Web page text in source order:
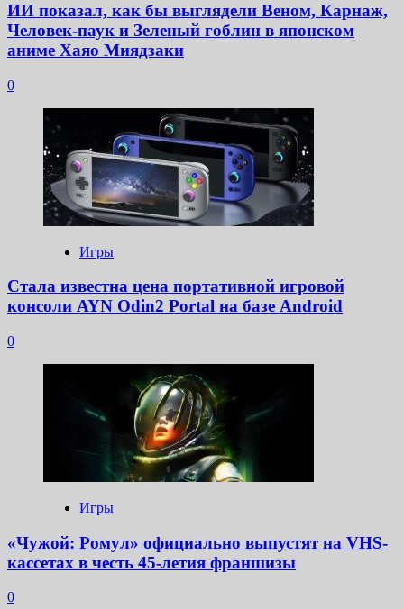
ИИ показал, как бы выглядели Веном, Карнаж,
Человек-паук и Зеленый гоблин в японском
аниме Хаяо Миядзаки
0
Игры
Стала известна цена портативной игровой
консоли AYN Odin2 Portal на базе Android
0
Игры
«Чужой: Ромул» официально выпустят на VHS-
кассетах в честь 45-летия франшизы
0